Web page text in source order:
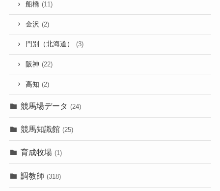
船橋 (11)
金沢 (2)
門別（北海道） (3)
阪神 (22)
高知 (2)
競馬場データ (24)
競馬知識館 (25)
育成牧場 (1)
調教師 (318)